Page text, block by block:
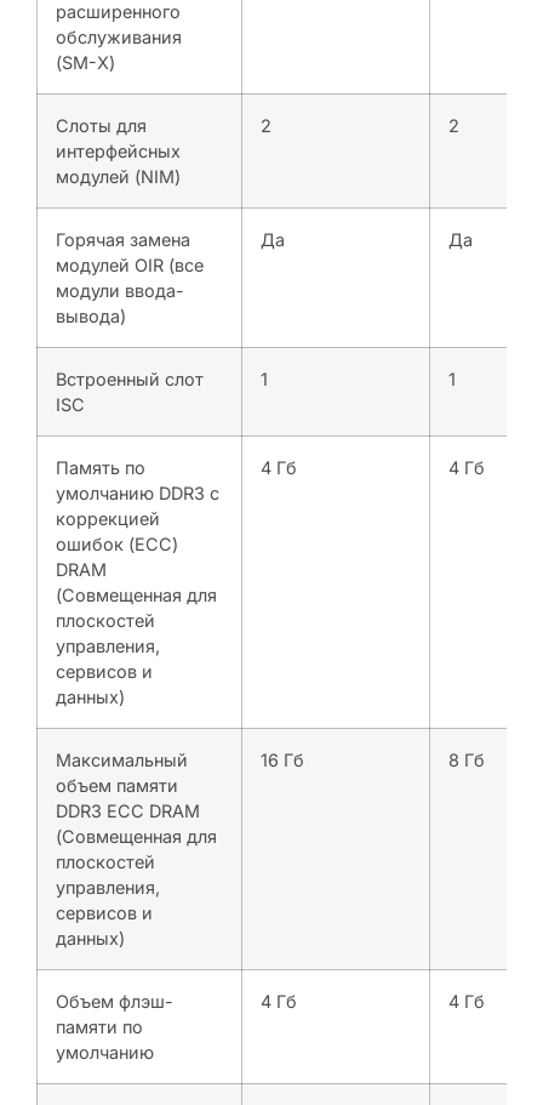
расширенного
обслуживания
(SM-X)
Слоты для
интерфейсных
модулей (NIM)
2 2
Горячая замена
модулей OIR (все
модули ввода-
вывода)
Да Да
Встроенный слот
ISC
1 1
Память по
умолчанию DDR3 с
коррекцией
ошибок (ECC)
DRAM
(Совмещенная для
плоскостей
управления,
сервисов и
данных)
4 Гб 4 Гб
Максимальный
объем памяти
DDR3 ECC DRAM
(Совмещенная для
плоскостей
управления,
сервисов и
данных)
16 Гб 8 Гб
Объем флэш-
памяти по
умолчанию
4 Гб 4 Гб